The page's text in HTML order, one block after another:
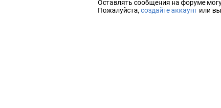
Оставлять сообщения на форуме
Пожалуйста, создайте аккаунт или